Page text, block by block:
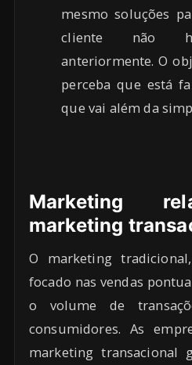
mesmo soluções
cliente não
anteriormente. O
perceba que está
que vai além da
Marketing
marketing
O marketing
focado nas vendas
o volume de
consumidores. As
marketing transacional